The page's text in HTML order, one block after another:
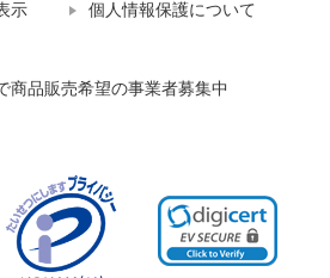
示 個人情報保護について
商品販売希望の事業者募集中